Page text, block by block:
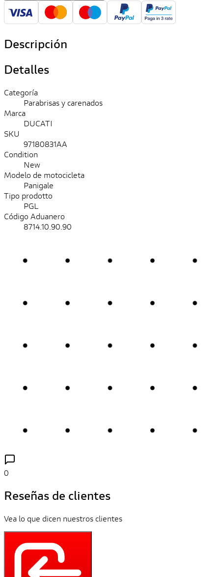
Descripción
Detalles
Categoría
Parabrisas y carenados
Marca
DUCATI
SKU
97180831AA
Condition
New
Modelo de motocicleta
Panigale
Tipo prodotto
PGL
Código Aduanero
8714.10.90.90
0
Reseñas de clientes
Vea lo que dicen nuestros clientes